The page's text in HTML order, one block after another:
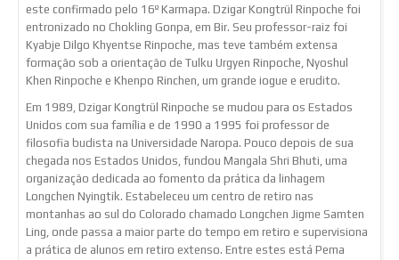
este confirmado pelo 16º Karmapa. Dzigar Kongtrül Rinpoche foi
entronizado no Chokling Gonpa, em Bir. Seu professor-raiz foi
Kyabje Dilgo Khyentse Rinpoche, mas teve também extensa
formação sob a orientação de Tulku Urgyen Rinpoche, Nyoshul
Khen Rinpoche e Khenpo Rinchen, um grande iogue e erudito.
Em 1989, Dzigar Kongtrül Rinpoche se mudou para os Estados
Unidos com sua família e de 1990 a 1995 foi professor de
filosofia budista na Universidade Naropa. Pouco depois de sua
chegada nos Estados Unidos, fundou Mangala Shri Bhuti, uma
organização dedicada ao fomento da prática da linhagem
Longchen Nyingtik. Estabeleceu um centro de retiro nas
montanhas ao sul do Colorado chamado Longchen Jigme Samten
Ling, onde passa a maior parte do tempo em retiro e supervisiona
a prática de alunos em retiro extenso. Entre estes está Pema